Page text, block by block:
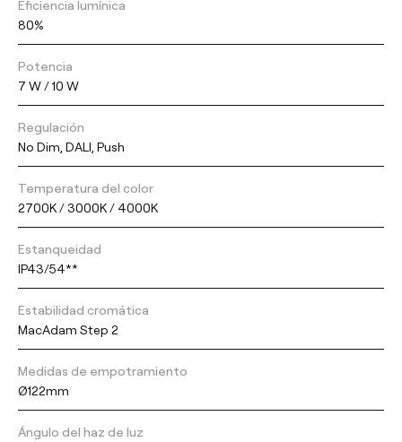
Eficiencia lumínica
80%
Potencia
7 W / 10 W
Regulación
No Dim, DALI, Push
Temperatura del color
2700K / 3000K / 4000K
Estanqueidad
IP43/54**
Estabilidad cromática
MacAdam Step 2
Medidas de empotramiento
Ø122mm
Ángulo del haz de luz